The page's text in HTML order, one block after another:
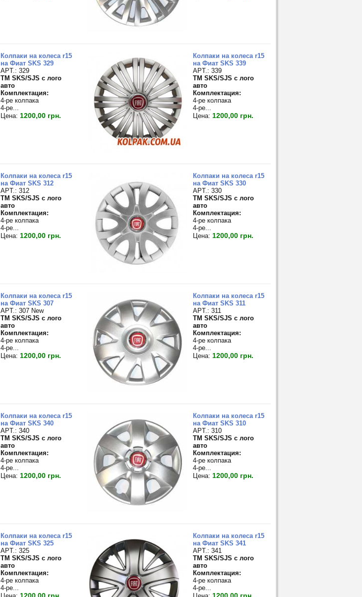
Колпаки на колеса r15
на Фиат SKS 329
APT.: 329
TM SKS/SJS с лого
авто
Комплектация:
4-ре колпака
4-ре...
Цена: 1200,00 грн.
Колпаки на колеса r15
на Фиат SKS 339
APT.: 339
TM SKS/SJS с лого
авто
Комплектация:
4-ре колпака
4-ре...
Цена:1200,00 грн.
Колпаки на колеса r15
на Фиат SKS 312
APT.: 312
TM SKS/SJS с лого
авто
Комплектация:
4-ре колпака
4-ре...
Цена: 1200,00 грн.
Колпаки на колеса r15
на Фиат SKS 330
APT.: 330
TM SKS/SJS с лого
авто
Комплектация:
4-ре колпака
4-ре...
Цена:1200,00 грн.
Колпаки на колеса r15
на Фиат SKS 307
APT.: 307 New
TM SKS/SJS с лого
авто
Комплектация:
4-ре колпака
4-ре...
Цена: 1200,00 грн.
Колпаки на колеса r15
на Фиат SKS 311
APT.: 311
TM SKS/SJS с лого
авто
Комплектация:
4-ре колпака
4-ре...
Цена:1200,00 грн.
Колпаки на колеса r15
на Фиат SKS 340
APT.: 340
TM SKS/SJS с лого
авто
Комплектация:
4-ре колпака
4-ре...
Цена: 1200,00 грн.
Колпаки на колеса r15
на Фиат SKS 310
APT.: 310
TM SKS/SJS с лого
авто
Комплектация:
4-ре колпака
4-ре...
Цена:1200,00 грн.
Колпаки на колеса r15
на Фиат SKS 325
APT.: 325
TM SKS/SJS с лого
авто
Комплектация:
4-ре колпака
4-ре...
Колпаки на колеса r15
на Фиат SKS 341
APT.: 341
TM SKS/SJS с лого
авто
Комплектация:
4-ре колпака
4-ре...